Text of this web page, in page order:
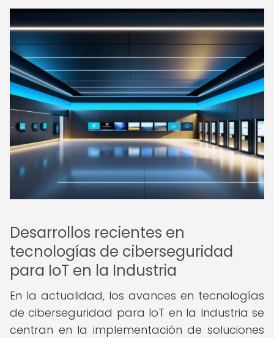
Desarrollos recientes en
tecnologías de ciberseguridad
para IoT en la Industria
En la actualidad, los avances en tecnologías
de ciberseguridad para IoT en la Industria se
centran en la implementación de soluciones